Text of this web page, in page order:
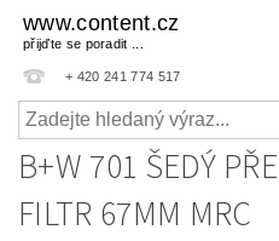
www.content.cz
přijďte se poradit ...
+ 420 241 774 517
B+W 701 ŠEDÝ
FILTR 67MM MRC